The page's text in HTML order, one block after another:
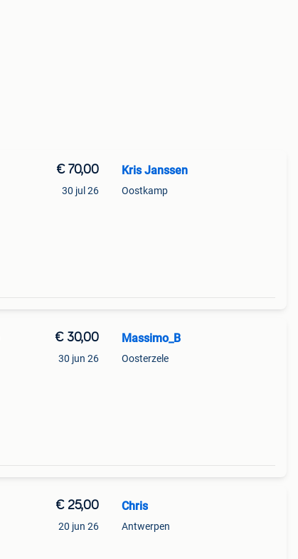
€ 70,00
30 jul 26
Kris Janssen
Oostkamp
€ 30,00
30 jun 26
Massimo_B
Oosterzele
€ 25,00
20 jun 26
Chris
Antwerpen